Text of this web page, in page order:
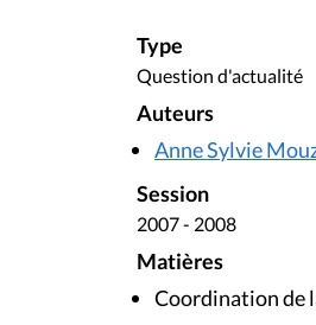
Type
Question d'actualité
Auteurs
Anne Sylvie
Session
2007 - 2008
Matières
Coordination de